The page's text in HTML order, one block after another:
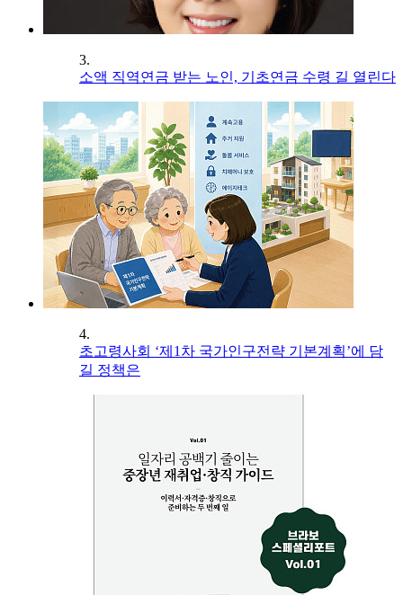
3.
소액 직역연금 받는 노인, 기초연금 수령 길 열린다
4.
초고령사회 ‘제1차 국가인구전략 기본계획’에 담
길 정책은